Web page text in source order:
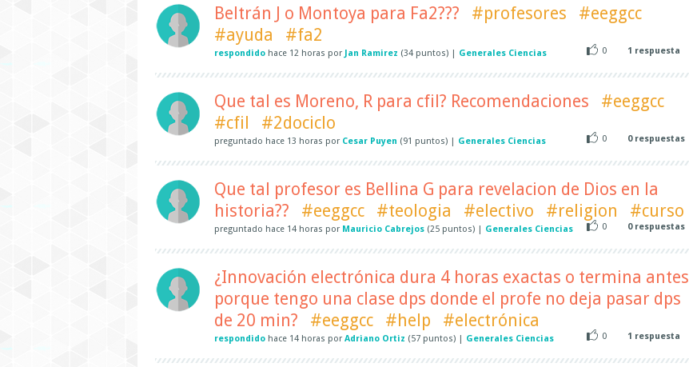
Beltrán J o Montoya para Fa2??? #profesores
#eeggcc
#ayuda
#fa2
respondido hace 12 horas por Jan Ramirez (34 puntos) Generales Ciencias 0 1 respuesta
Que tal es Moreno, R para cfil? Recomendaciones
#eeggcc
#cfil
#2dociclo
preguntado hace 13 horas por Cesar Puyen (91 puntos) Generales Ciencias 0 0respuestas
Que tal profesor es Bellina G para revelacion de Dios en la
historia??
#eeggcc #teologia #electivo #religion #curso
preguntado hace 14 horas por Mauricio Cabrejos (25 puntos) Generales Ciencias 0 0respuestas
¿Innovación electrónica dura 4 horas exactas o termina antes
porque tengo una clase dps donde el profe no deja pasar dps
de 20 min?
#eeggcc #help #electrónica
respondido hace 14 horas por Adriano Ortiz (57 puntos) Generales Ciencias 0 1 respuesta